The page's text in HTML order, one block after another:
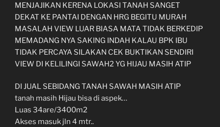
MENJAJIKAN KERENA LOKASI TANAH SANGET
DEKAT KE PANTAI DENGAN HRG BEGITU MURAH
MASALAH VIEW LUAR BIASA MATA TIDAK BERKEDIP
MEMADANG NYA SAKING INDAH KALAU BPK IBU
TIDAK PERCAYA SILAKAN CEK BUKTIKAN SENDIRI
VIEW DI KELILINGI SAWAH2 YG HIJAU MASIH ATIP
DI JUAL SEBIDANG TANAH SAWAH MASIH ATIP
tanah masih Hijau bisa di aspek…
Luas 34are/3400m2
Akses masuk jln 4 mtr..